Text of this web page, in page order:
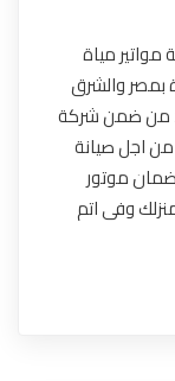
مواتير مياة
بمصر والشرق
من ضمن شركة
اجل صيانة
ضمان موتور
وفى اتم